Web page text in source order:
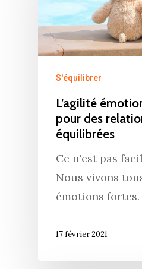
S'équilibrer
L’agilité
pour des
équilibrées
Ce n'est pas
Nous vivons
émotions
17 février 2021